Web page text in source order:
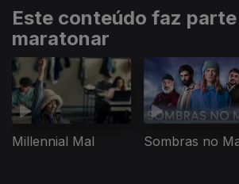
Este conteúdo faz parte
maratonar
Millennial Mal Sombras no